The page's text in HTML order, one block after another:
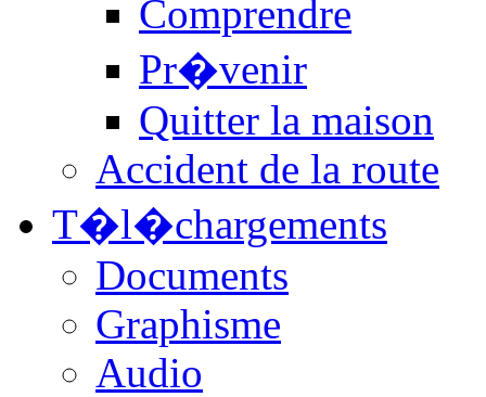
Comprendre
Pr�venir
Quitter la maison
Accident de la route
T�l�chargements
Documents
Graphisme
Audio